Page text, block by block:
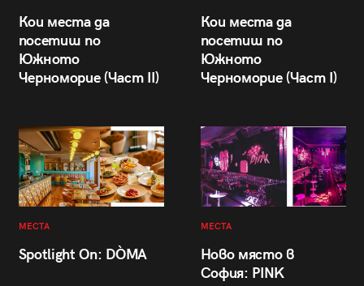
Кои места да
посетиш по
Южното
Черноморие (Част II)
Кои места да
посетиш по
Южното
Черноморие (Част I)
МЕСТА
Spotlight On: DÒMA
МЕСТА
Ново място в
София: PINK